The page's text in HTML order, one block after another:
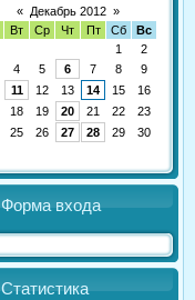
« Декабрь 2012 »
Вт Ср Чт Пт Сб
Вс
1
2
4 5 6 7 8
9
11 12 13 14 15
16
18 19 20 21 22
23
25 26 27 28 29
30
Форма входа
Статистика